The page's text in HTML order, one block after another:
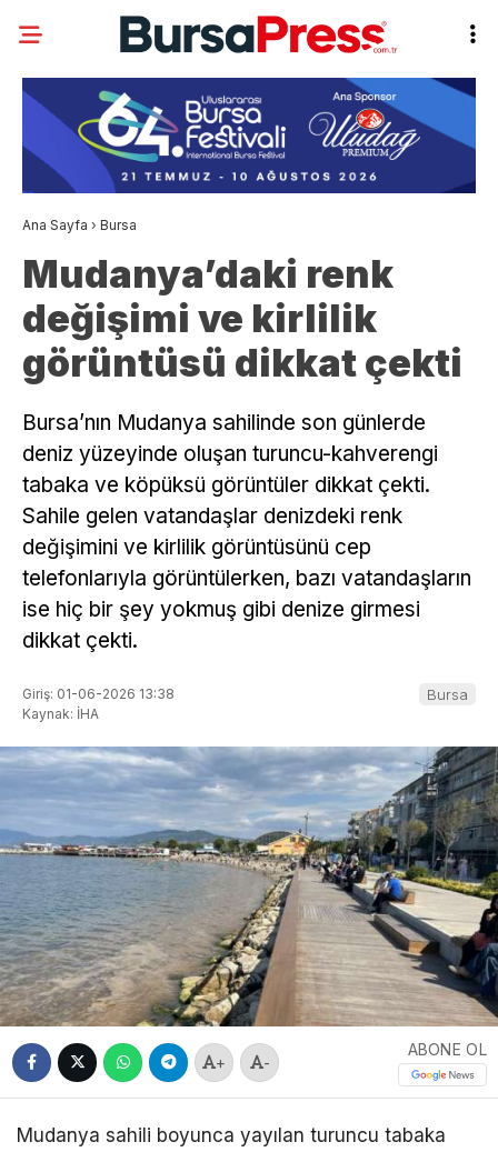
Ana Sayfa › Bursa
Mudanya’daki renk
değişimi ve kirlilik
görüntüsü dikkat çekti
Bursa’nın Mudanya sahilinde son günlerde
deniz yüzeyinde oluşan turuncu-kahverengi
tabaka ve köpüksü görüntüler dikkat çekti.
Sahile gelen vatandaşlar denizdeki renk
değişimini ve kirlilik görüntüsünü cep
telefonlarıyla görüntülerken, bazı vatandaşların
ise hiç bir şey yokmuş gibi denize girmesi
dikkat çekti.
Giriş: 01-06-2026 13:38
Kaynak: İHA
Bursa
+ -
ABONE OL
Mudanya sahili boyunca yayılan turuncu tabaka